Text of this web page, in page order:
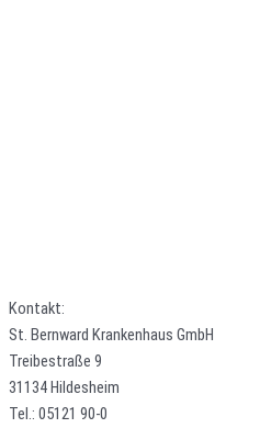
Kontakt:
St. Bernward Krankenhaus GmbH
Treibestraße 9
31134 Hildesheim
Tel.: 05121 90-0